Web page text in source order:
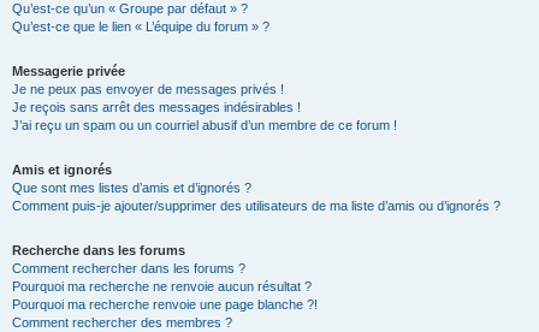
Qu’est-ce qu’un « Groupe par défaut » ?
Qu’est-ce que le lien « L’équipe du forum » ?
Messagerie privée
Je ne peux pas envoyer de messages privés !
Je reçois sans arrêt des messages indésirables !
J’ai reçu un spam ou un courriel abusif d’un membre de ce forum !
Amis et ignorés
Que sont mes listes d’amis et d’ignorés ?
Comment puis-je ajouter/supprimer des utilisateurs de ma liste d’amis ou d’ignorés ?
Recherche dans les forums
Comment rechercher dans les forums ?
Pourquoi ma recherche ne renvoie aucun résultat ?
Pourquoi ma recherche renvoie une page blanche ?!
Comment rechercher des membres ?